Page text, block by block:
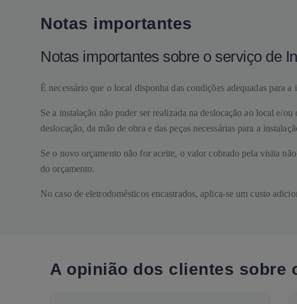
Notas importantes
Notas importantes sobre o serviço de
É necessário que o local disponha das condições adequadas para
Se a instalação não puder ser realizada na deslocação ao local e/
deslocação, da mão de obra e das peças necessárias para a
Se o novo orçamento não for aceite, o valor cobrado pela visita
do orçamento.
No caso de eletrodomésticos encastrados, aplica-se um custo
A opinião dos clientes sobre